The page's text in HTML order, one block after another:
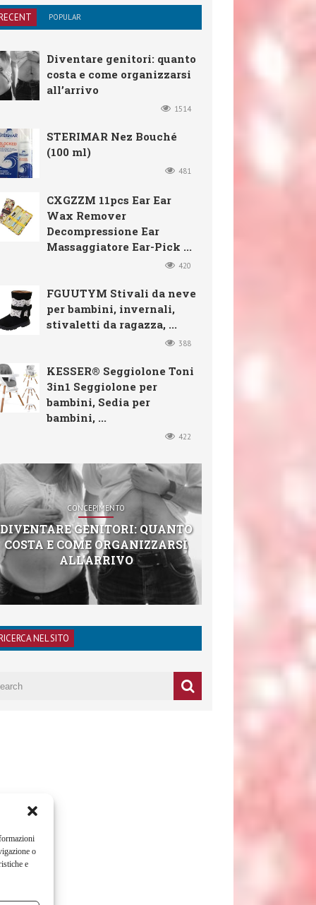
o
e
POPULAR
Diventare genitori: quanto
costa e come organizzarsi
all’arrivo
1514
STERIMAR Nez Bouché
(100 ml)
481
CXGZZM 11pcs Ear Ear
Wax Remover
Decompressione Ear
Massaggiatore Ear-Pick ...
420
FGUUTYM Stivali da neve
per bambini, invernali,
stivaletti da ragazza, ...
388
KESSER® Seggiolone Toni
3in1 Seggiolone per
bambini, Sedia per
bambini, ...
422
CONCEPIMENTO
DIVENTARE GENITORI: QUANTO
COSTA E COME ORGANIZZARSI
ALL’ARRIVO
NEL SITO